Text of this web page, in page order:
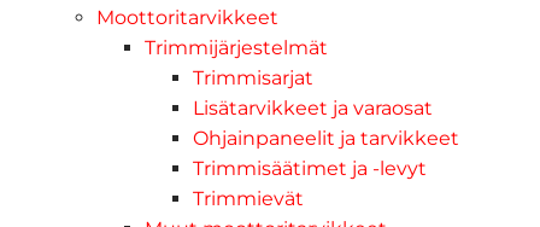
Moottoritarvikkeet
Trimmijärjestelmät
Trimmisarjat
Lisätarvikkeet ja varaosat
Ohjainpaneelit ja tarvikkeet
Trimmisäätimet ja -levyt
Trimmievät